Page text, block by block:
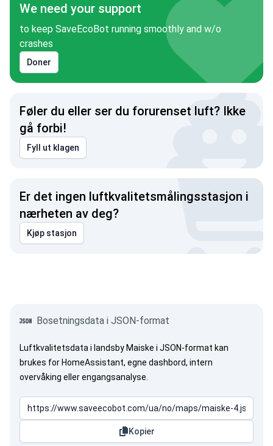
We need your support
to keep SaveEcoBot running smoothly and w/o
crashes
Doner
Føler du eller ser du forurenset luft? Ikke
gå forbi!
Fyll ut klagen
Er det ingen luftkvalitetsmålingsstasjon i
nærheten av deg?
Kjøp stasjon
Bosetningsdata i JSON-format
Luftkvalitetsdata i landsby Maiske i JSON-format kan
brukes for HomeAssistant, egne dashbord, intern
overvåking eller engangsanalyse.
Kopier